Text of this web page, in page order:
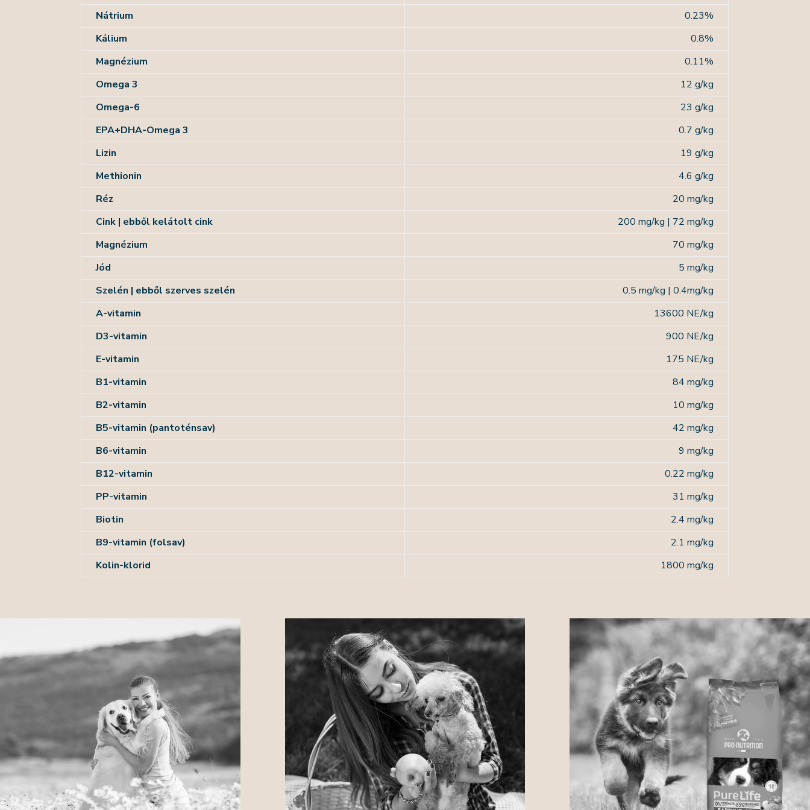
Nátrium
0.23%
Kálium
0.8%
Magnézium
0.11%
Omega 3
12 g/kg
Omega-6
23 g/kg
EPA+DHA-Omega 3
0.7 g/kg
Lizin
19 g/kg
Methionin
4.6 g/kg
Réz
20 mg/kg
Cink | ebből kelátolt cink
200 mg/kg | 72 mg/kg
Magnézium
70 mg/kg
Jód
5 mg/kg
Szelén | ebből szerves szelén
0.5 mg/kg | 0.4mg/kg
A-vitamin
13600 NE/kg
D3-vitamin
900 NE/kg
E-vitamin
175 NE/kg
B1-vitamin
84 mg/kg
B2-vitamin
10 mg/kg
B5-vitamin (pantoténsav)
42 mg/kg
B6-vitamin
9 mg/kg
B12-vitamin
0.22 mg/kg
PP-vitamin
31 mg/kg
Biotin
2.4 mg/kg
B9-vitamin (folsav)
2.1 mg/kg
Kolin-klorid
1800 mg/kg